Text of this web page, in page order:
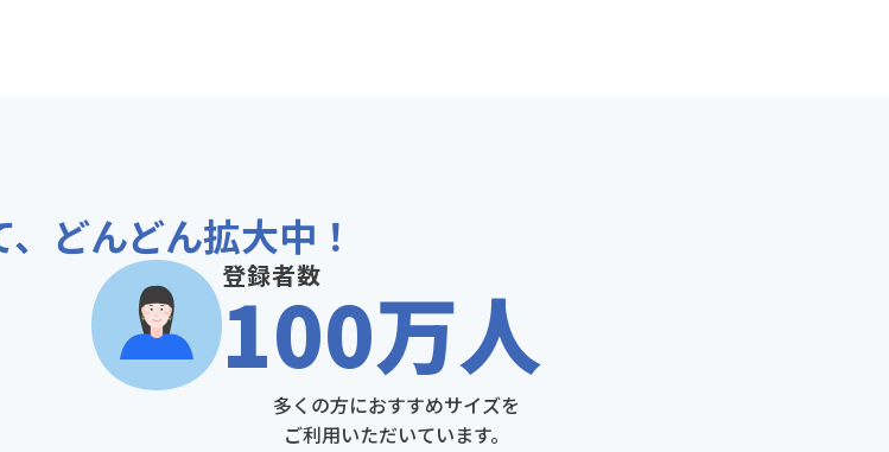
どんどん拡大中！
登録者数
100万人
多くの方におすすめサイズを
ご利用いただいています。